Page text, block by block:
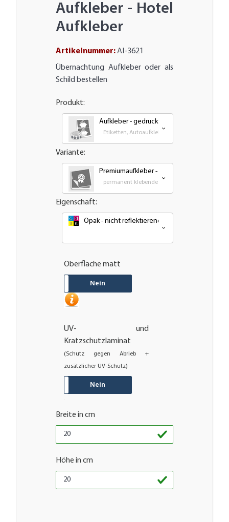
Aufkleber - Hotel
Aufkleber
Artikelnummer:AI-3621
Übernachtung Aufkleber oder als
Schild bestellen
Produkt:
Aufkleber - gedruckt
Etiketten, Autoaufkleber, Transfer und
Variante:
Premiumaufkleber - wetterfest, UV-
permanent klebende - Outdoor PVC Folie
Eigenschaft:
Opak - nicht reflektierend oder nachleuchtend
Oberfläche matt
Nein
UV- und
Kratzschutzlaminat
(Schutz gegen Abrieb +
zusätzlicher UV-Schutz)
Nein
Breite in cm
Höhe in cm